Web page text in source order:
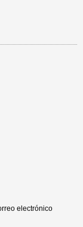
electrónico